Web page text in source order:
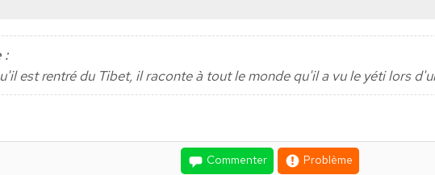
:
est rentré du Tibet, il raconte à tout le monde qu'il a vu le yéti lors
Commenter Problème